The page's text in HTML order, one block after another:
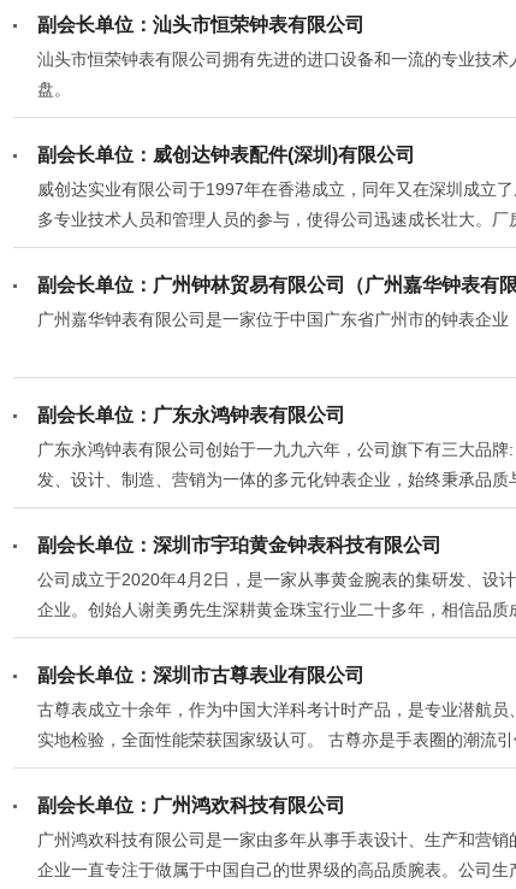
副会长单位：汕头市恒荣钟表有限公司
汕头市恒荣钟表有限公司拥有先进的进口设备和一流的专业技
盘。
副会长单位：威创达钟表配件(深圳)有限公司
威创达实业有限公司于1997年在香港成立，同年又在深圳成立
多专业技术人员和管理人员的参与，使得公司迅速成长壮大。厂
亿，产品销往香港和世界各地。
副会长单位：广州钟林贸易有限公司（广州嘉华钟表有限
广州嘉华钟表有限公司是一家位于中国广东省广州市的钟表企业
副会长单位：广东永鸿钟表有限公司
广东永鸿钟表有限公司创始于一九九六年，公司旗下有三大品
发、设计、制造、营销为一体的多元化钟表企业，始终秉承品质
计。
副会长单位：深圳市宇珀黄金钟表科技有限公司
公司成立于2020年4月2日，是一家从事黄金腕表的集研发、设
企业。创始人谢美勇先生深耕黄金珠宝行业二十多年，相信品质
以科技创新打造行业精品品牌。
副会长单位：深圳市古尊表业有限公司
古尊表成立十余年，作为中国大洋科考计时产品，是专业潜航
实地检验，全面性能荣获国家级认可。 古尊亦是手表圈的潮流
腕表登陆纽约时装周，让世界看到中国原创力量。先后获得“中
荣誉。
副会长单位：广州鸿欢科技有限公司
广州鸿欢科技有限公司是一家由多年从事手表设计、生产和营销
企业一直专注于做属于中国自己的世界级的高品质腕表。公司生